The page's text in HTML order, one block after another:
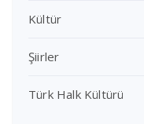
Kültür
Şiirler
Türk Halk Kültürü